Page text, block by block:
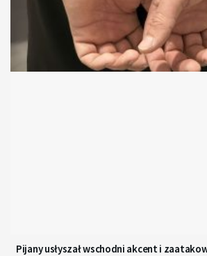
Pijany usłyszał wschodni akcent i